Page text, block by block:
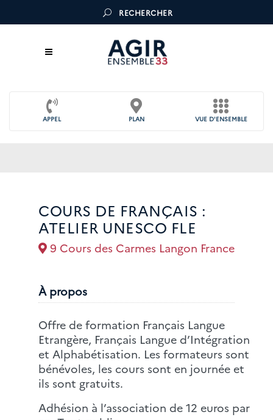
RECHERCHER
APPEL PLAN VUE D'ENSEMBLE
COURS DE FRANÇAIS :
ATELIER UNESCO FLE
9 Cours des Carmes Langon France
À propos
Offre de formation Français Langue
Etrangère, Français Langue d’Intégration
et Alphabétisation. Les formateurs sont
bénévoles, les cours sont en journée et
ils sont gratuits.
Adhésion à l’association de 12 euros par